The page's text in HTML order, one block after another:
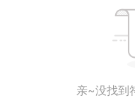
亲~没找到